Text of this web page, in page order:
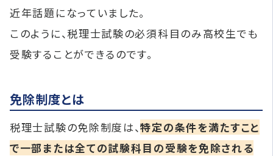
近年話題になっていました。
このように、税理士試験の必須科目のみ高校生でも
受験することができるのです。
免除制度とは
税理士試験の免除制度は、特定の条件を満たすこと
で一部または全ての試験科目の受験を免除される